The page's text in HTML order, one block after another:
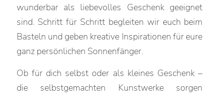
wunderbar als liebevolles Geschenk geeignet
sind. Schritt für Schritt begleiten wir euch beim
Basteln und geben kreative Inspirationen für eure
ganz persönlichen Sonnenfänger.
Ob für dich selbst oder als kleines Geschenk –
die selbstgemachten Kunstwerke sorgen